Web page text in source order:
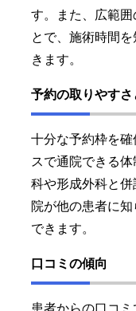
す。また、広範
とで、施術時間
きます。
予約の取りやすさ
十分な予約枠を
スで通院できる
科や形成外科と
院が他の患者に
できます。
口コミの傾向
患者からの口コ